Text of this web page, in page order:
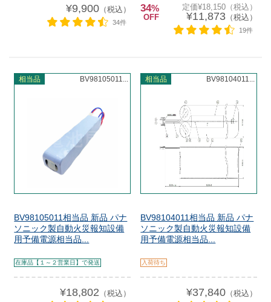
¥9,900（税込）
34件
34%
OFF
定価¥18,150（税込）
¥11,873（税込）
19件
相当品 BV98105011...
BV98105011相当品 新品 パナ
ソニック製自動火災報知設備
用予備電源相当品...
在庫品【１～２営業日】で発送
¥18,802 （税込）
相当品 BV98104011...
BV98104011相当品 新品 パナ
ソニック製自動火災報知設備
用予備電源相当品...
入荷待ち
¥37,840（税込）